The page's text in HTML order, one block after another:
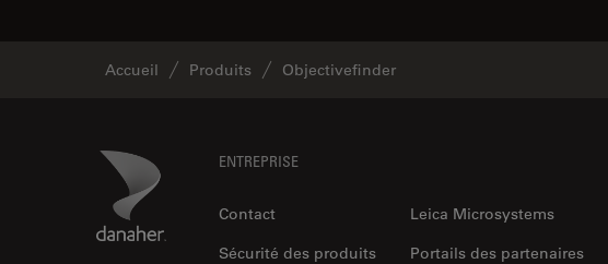
Accueil Produits Objectivefinder
Danaher Logo ENTREPRISE
Contact
Leica Microsystems
Sécurité des produits
Portails des partenaires